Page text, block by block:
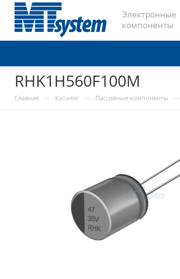
Электронные
компоненты
RHK1H560F100M
Главная — Каталог — Пассивные компоненты —